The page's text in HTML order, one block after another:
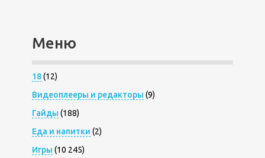
Меню
18(12)
Видеоплееры и редакторы (9)
Гайды (188)
Еда и напитки (2)
Игры (10 245)